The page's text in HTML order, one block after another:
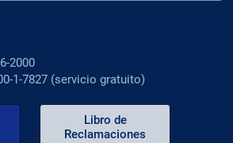
2000
1-7827 (servicio gratuito)
Libro de
Reclamaciones